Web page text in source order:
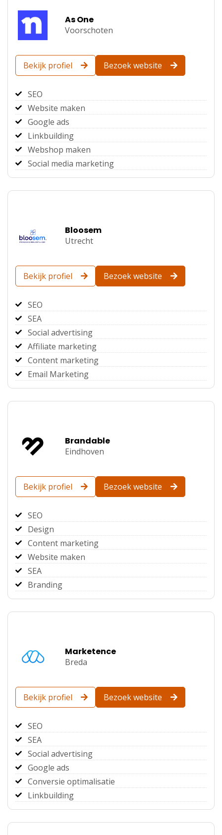
As One
Voorschoten
Bekijk profiel Bezoek website
SEO
Website maken
Google ads
Linkbuilding
Webshop maken
Social media marketing
Bloosem
Utrecht
Bekijk profiel Bezoek website
SEO
SEA
Social advertising
Affiliate marketing
Content marketing
Email Marketing
Brandable
Eindhoven
Bekijk profiel Bezoek website
SEO
Design
Content marketing
Website maken
SEA
Branding
Marketence
Breda
Bekijk profiel Bezoek website
SEO
SEA
Social advertising
Google ads
Conversie optimalisatie
Linkbuilding